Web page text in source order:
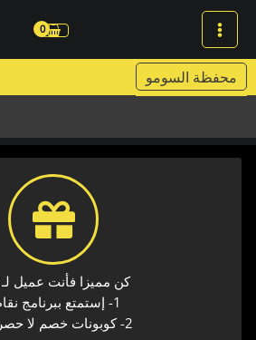
تخطي
المحتوى
محفظة السومو
كن مميزا فأنت عميل لـ FTS
1- إستمتع ببرنامج نقاط.
2- كوبونات خصم لا حصر لها.